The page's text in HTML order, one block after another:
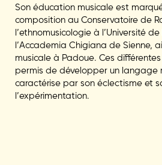
Son éducation musicale est
composition au Conservatoire de
l’ethnomusicologie à l’Université
l’Accademia Chigiana de Sienne,
musicale à Padoue. Ces
permis de développer un langage
caractérise par son éclectisme et
l’expérimentation.